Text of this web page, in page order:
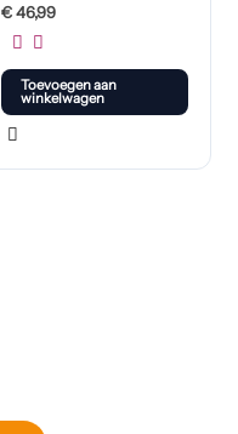
€46,99
Toevoegen aan
winkelwagen